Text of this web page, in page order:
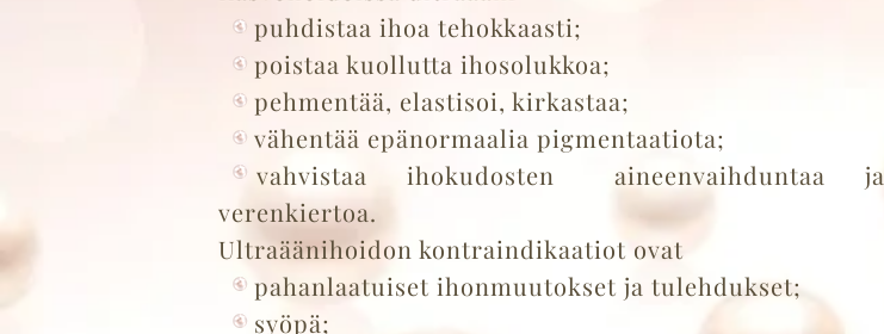
puhdistaa ihoa tehokkaasti;
poistaa kuollutta ihosolukkoa;
pehmentää, elastisoi, kirkastaa;
vähentää epänormaalia pigmentaatiota;
vahvistaa ihokudosten aineenvaihduntaa ja
verenkiertoa.
Ultraäänihoidon kontraindikaatiot ovat
pahanlaatuiset ihonmuutokset ja tulehdukset;
syöpä;